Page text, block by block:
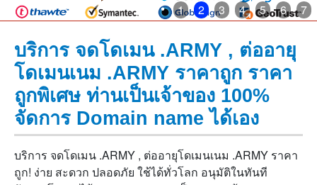
1 2 3 4 5 6 7
บริการ จดโดเมน .ARMY , ต่ออายุ
โดเมนเนม .ARMY ราคาถูก ราคา
ถูกพิเศษ ท่านเป็นเจ้าของ 100%
จัดการ Domain name ได้เอง
บริการ จดโดเมน .ARMY , ต่ออายุโดเมนเนม .ARMY ราคา
ถูก! ง่าย สะดวก ปลอดภัย ใช้ได้ทั่วโลก อนุมัติในทันที